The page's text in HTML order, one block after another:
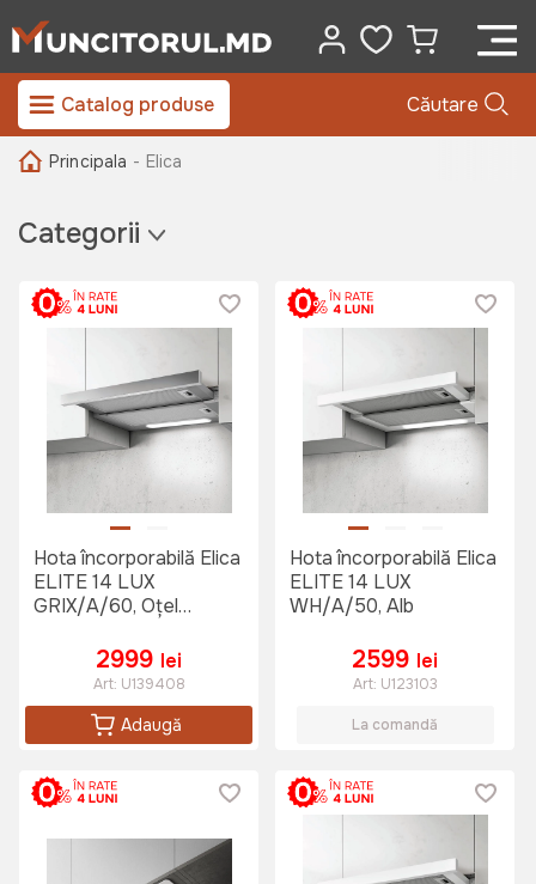
Catalog produse Căutare
Principala - Elica
Categorii
Hota încorporabilă Elica
ELITE 14 LUX
GRIX/A/60, Oțel
2999 lei
Art: U139408
Adaugă
Hota încorporabilă Elica
ELITE 14 LUX
WH/A/50, Alb
2599 lei
Art: U123103
La comandă